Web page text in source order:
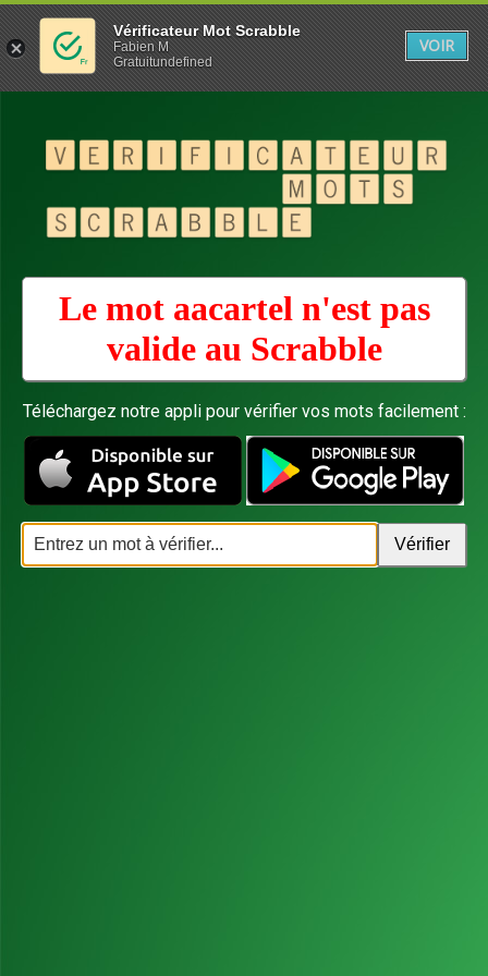
Le mot aacartel n'est pas
valide au Scrabble
Téléchargez notre appli pour vérifier vos mots facilement :
Vérificateur Mot Scrabble
Fabien M
Gratuitundefined
VOIR